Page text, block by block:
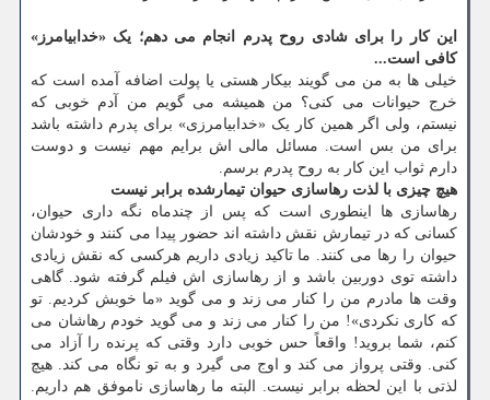
این کار را برای شادی روح پدرم انجام می دهم؛ یک «خدابیامرز»
کافی است...
خیلی ها به من می گویند بیکار هستی یا پولت اضافه آمده است که
خرج حیوانات می کنی؟ من همیشه می گویم من آدم خوبی که
نیستم، ولی اگر همین کار یک «خدابیامرزی» برای پدرم داشته باشد
برای من بس است. مسائل مالی اش برایم مهم نیست و دوست
دارم ثواب این کار به روح پدرم برسم.
هیچ چیزی با لذت رهاسازی حیوان تیمارشده برابر نیست
رهاسازی ها اینطوری است که پس از چندماه نگه داری حیوان،
کسانی که در تیمارش نقش داشته اند حضور پیدا می کنند و خودشان
حیوان را رها می کنند. ما تاکید زیادی داریم هرکسی که نقش زیادی
داشته توی دوربین باشد و از رهاسازی اش فیلم گرفته شود. گاهی
وقت ها مادرم من را کنار می زند و می گوید «ما خوبش کردیم. تو
که کاری نکردی»! من را کنار می زند و می گوید خودم رهاشان می
کنم، شما بروید! واقعاً حس خوبی دارد وقتی که پرنده را آزاد می
کنی. وقتی پرواز می کند و اوج می گیرد و به تو نگاه می کند. هیچ
لذتی با این لحظه برابر نیست. البته ما رهاسازی ناموفق هم داریم.